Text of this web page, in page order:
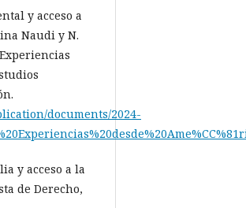
y acceso a
Naudi y N.
documents/2024-
y acceso a la
de Derecho,